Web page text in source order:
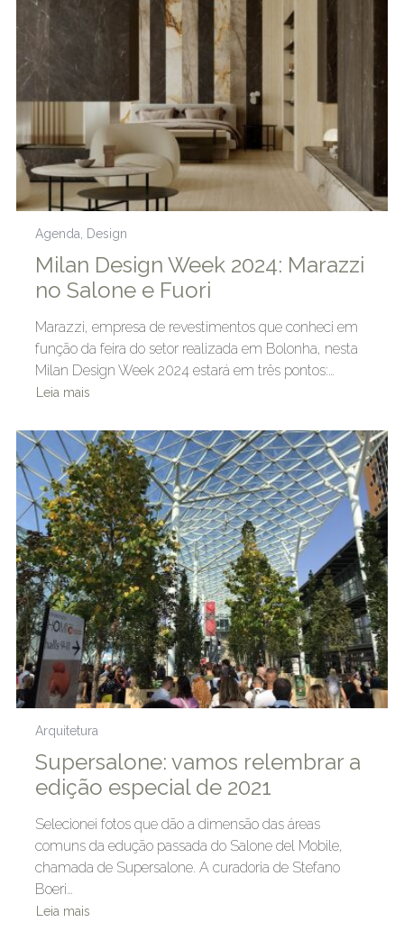
Agenda Design
Milan Design Week 2024: Marazzi
no Salone e Fuori
Marazzi, empresa de revestimentos que conheci em
função da feira do setor realizada em Bolonha, nesta
Milan Design Week 2024 estará em três pontos:…
Leia mais
Arquitetura
Supersalone: vamos relembrar a
edição especial de 2021
Selecionei fotos que dão a dimensão das áreas
comuns da edução passada do Salone del Mobile,
chamada de Supersalone. A curadoria de Stefano
Boeri…
Leia mais